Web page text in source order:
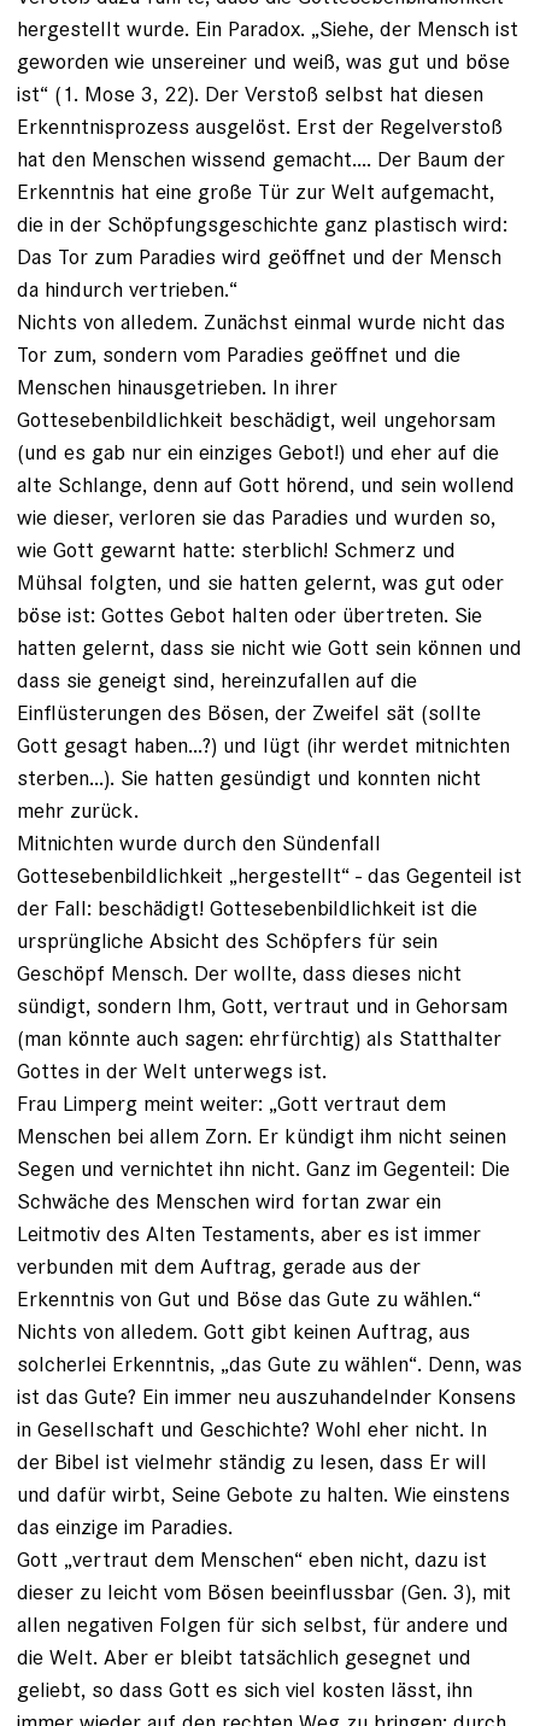
hergestellt wurde. Ein Paradox. „Siehe, der Mensch ist
geworden wie unsereiner und weiß, was gut und böse
ist“ (1. Mose 3, 22). Der Verstoß selbst hat diesen
Erkenntnisprozess ausgelöst. Erst der Regelverstoß
hat den Menschen wissend gemacht.... Der Baum der
Erkenntnis hat eine große Tür zur Welt aufgemacht,
die in der Schöpfungsgeschichte ganz plastisch wird:
Das Tor zum Paradies wird geöffnet und der Mensch
da hindurch vertrieben.“
Nichts von alledem. Zunächst einmal wurde nicht das
Tor zum, sondern vom Paradies geöffnet und die
Menschen hinausgetrieben. In ihrer
Gottesebenbildlichkeit beschädigt, weil ungehorsam
(und es gab nur ein einziges Gebot!) und eher auf die
alte Schlange, denn auf Gott hörend, und sein wollend
wie dieser, verloren sie das Paradies und wurden so,
wie Gott gewarnt hatte: sterblich! Schmerz und
Mühsal folgten, und sie hatten gelernt, was gut oder
böse ist: Gottes Gebot halten oder übertreten. Sie
hatten gelernt, dass sie nicht wie Gott sein können und
dass sie geneigt sind, hereinzufallen auf die
Einflüsterungen des Bösen, der Zweifel sät (sollte
Gott gesagt haben...?) und lügt (ihr werdet mitnichten
sterben...). Sie hatten gesündigt und konnten nicht
mehr zurück.
Mitnichten wurde durch den Sündenfall
Gottesebenbildlichkeit „hergestellt“ - das Gegenteil ist
der Fall: beschädigt! Gottesebenbildlichkeit ist die
ursprüngliche Absicht des Schöpfers für sein
Geschöpf Mensch. Der wollte, dass dieses nicht
sündigt, sondern Ihm, Gott, vertraut und in Gehorsam
(man könnte auch sagen: ehrfürchtig) als Statthalter
Gottes in der Welt unterwegs ist.
Frau Limperg meint weiter: „Gott vertraut dem
Menschen bei allem Zorn. Er kündigt ihm nicht seinen
Segen und vernichtet ihn nicht. Ganz im Gegenteil: Die
Schwäche des Menschen wird fortan zwar ein
Leitmotiv des Alten Testaments, aber es ist immer
verbunden mit dem Auftrag, gerade aus der
Erkenntnis von Gut und Böse das Gute zu wählen.“
Nichts von alledem. Gott gibt keinen Auftrag, aus
solcherlei Erkenntnis, „das Gute zu wählen“. Denn, was
ist das Gute? Ein immer neu auszuhandelnder Konsens
in Gesellschaft und Geschichte? Wohl eher nicht. In
der Bibel ist vielmehr ständig zu lesen, dass Er will
und dafür wirbt, Seine Gebote zu halten. Wie einstens
das einzige im Paradies.
Gott „vertraut dem Menschen“ eben nicht, dazu ist
dieser zu leicht vom Bösen beeinflussbar (Gen. 3), mit
allen negativen Folgen für sich selbst, für andere und
die Welt. Aber er bleibt tatsächlich gesegnet und
geliebt, so dass Gott es sich viel kosten lässt, ihn